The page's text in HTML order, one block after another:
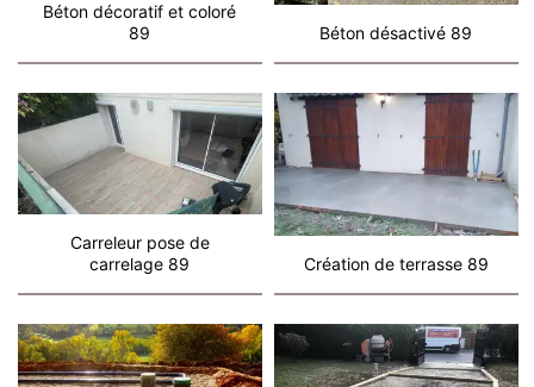
Béton décoratif et coloré
89
Béton désactivé 89
Carreleur pose de
carrelage 89
Création de terrasse 89